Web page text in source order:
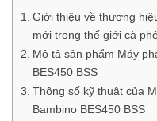
Giới thiệu về thương
mới trong thế giới cà phê
Mô tả sản phẩm Máy
BES450 BSS
Thông số kỹ thuật của
Bambino BES450 BSS